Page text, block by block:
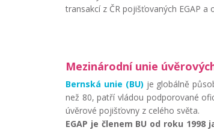
transakcí z ČR pojišťovaných EGAP
Mezinárodní unie
Bernská unie (BU) je globálně
než 80, patří vládou podporované
úvěrové pojišťovny z celého světa.
EGAP je členem BU od roku 1998